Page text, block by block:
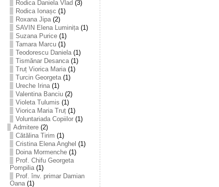
Rodica Daniela Vlad (3)
Rodica Ionașc (1)
Roxana Jipa(2)
SAVIN Elena Luminița(1)
Suzana Purice(1)
Tamara Marcu(1)
Teodorescu Daniela(1)
Tismănar Desanca(1)
Truț Viorica Maria(1)
Turcin Georgeta(1)
Ureche Irina(1)
Valentina Banciu(2)
Violeta Tulumis (1)
Viorica Maria Truț(1)
Voluntariada Copiilor(1)
Admitere(2)
Cătălina Tirim (1)
Cristina Elena Anghel (1)
Doina Mormenche(1)
Prof. Chifu Georgeta
Pompilia(1)
Prof. înv. primar Damian
Oana(1)